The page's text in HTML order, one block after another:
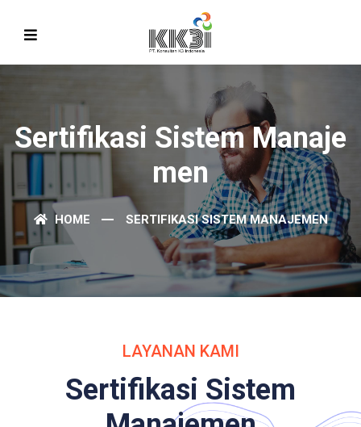
Sertifikasi Sistem Manaje
Men
HOME SERTIFIKASI SISTEM MANAJEMEN
LAYANAN KAMI
Sertifikasi Sistem